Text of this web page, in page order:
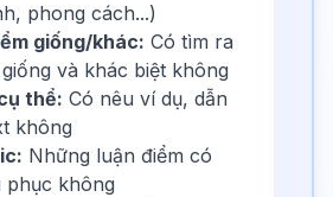
phong cách...)
giống/khác: Có tìm ra
và khác biệt không
thể: Có nêu ví dụ, dẫn
không
Những luận điểm có
phục không